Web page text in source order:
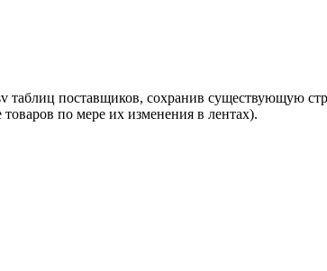
таблиц поставщиков, сохранив существующую
по мере их изменения в лентах).